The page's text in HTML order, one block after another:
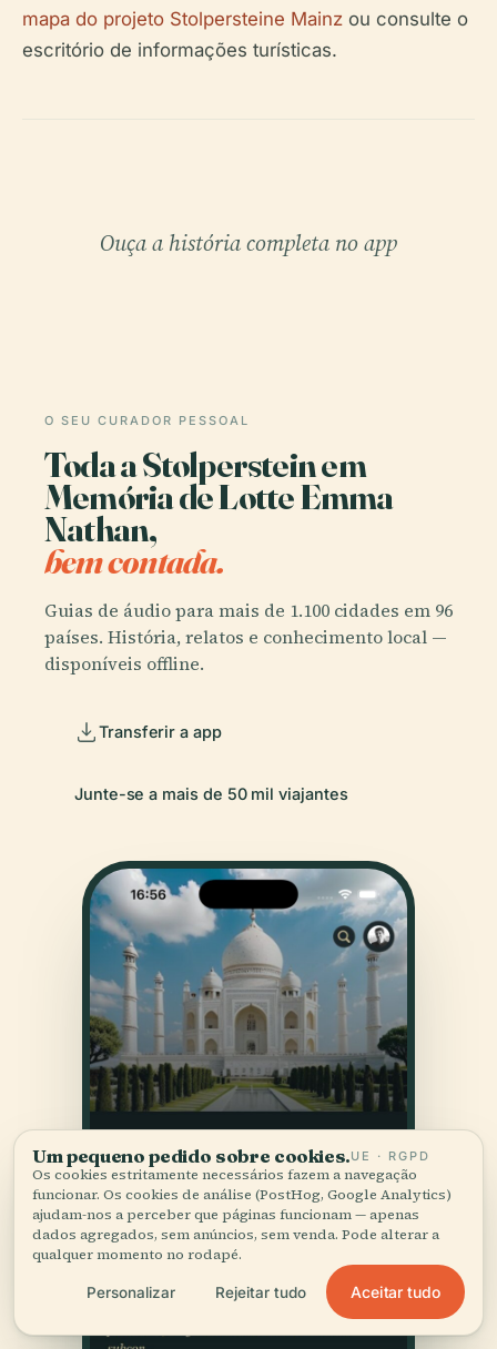
mapa do projeto Stolpersteine Mainz ou consulte o
escritório de informações turísticas.
Ouça a história completa no app
O SEU CURADOR PESSOAL
Toda a Stolperstein em
Memória de Lotte Emma
Nathan,
bem contada.
Guias de áudio para mais de 1.100 cidades em 96
países. História, relatos e conhecimento local —
disponíveis offline.
Transferir a app
Junte-se a mais de 50 mil viajantes
Um pequeno pedido sobre cookies.UE · RGPD
Os cookies estritamente necessários fazem a navegação
funcionar. Os cookies de análise (PostHog, Google Analytics)
ajudam-nos a perceber que páginas funcionam — apenas
dados agregados, sem anúncios, sem venda. Pode alterar a
qualquer momento no rodapé.
Personalizar Rejeitar tudo Aceitar tudo